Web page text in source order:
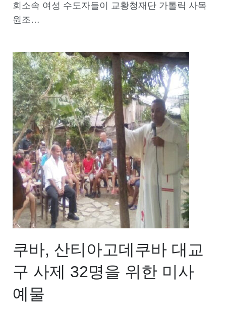
회소속 여성 수도자들이 교황청재단 가톨릭 사목
원조…
쿠바, 산티아고데쿠바 대교
구 사제 32명을 위한 미사
예물